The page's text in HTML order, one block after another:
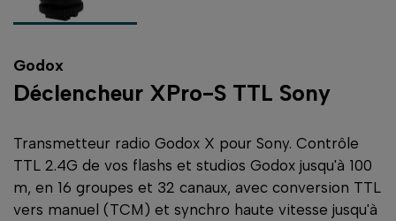
Godox
Déclencheur XPro-S TTL Sony
Transmetteur radio Godox X pour Sony. Contrôle
TTL 2.4G de vos flashs et studios Godox jusqu'à 100
m, en 16 groupes et 32 canaux, avec conversion TTL
vers manuel (TCM) et synchro haute vitesse jusqu'à